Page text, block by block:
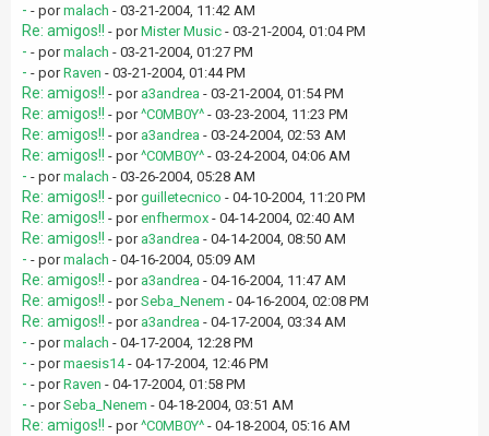
- - pormalach - 03-21-2004, 11:42 AM
Re: amigos!! - porMister Music - 03-21-2004, 01:04 PM
- - pormalach - 03-21-2004, 01:27 PM
- - porRaven - 03-21-2004, 01:44 PM
Re: amigos!! - por a3andrea - 03-21-2004, 01:54 PM
Re: amigos!! - por^C0MB0Y^ - 03-23-2004, 11:23 PM
Re: amigos!! - por a3andrea - 03-24-2004, 02:53 AM
Re: amigos!! - por^C0MB0Y^ - 03-24-2004, 04:06 AM
- - pormalach - 03-26-2004, 05:28 AM
Re: amigos!! - porguilletecnico - 04-10-2004, 11:20 PM
Re: amigos!! - porenfhermox - 04-14-2004, 02:40 AM
Re: amigos!! - por a3andrea - 04-14-2004, 08:50 AM
- - pormalach - 04-16-2004, 05:09 AM
Re: amigos!! - por a3andrea - 04-16-2004, 11:47 AM
Re: amigos!! - porSeba_Nenem - 04-16-2004, 02:08 PM
Re: amigos!! - por a3andrea - 04-17-2004, 03:34 AM
- - pormalach - 04-17-2004, 12:28 PM
- - pormaesis14- 04-17-2004, 12:46 PM
- - porRaven - 04-17-2004, 01:58 PM
- - porSeba_Nenem - 04-18-2004, 03:51 AM
Re: amigos!! - por^C0MB0Y^ - 04-18-2004, 05:16 AM